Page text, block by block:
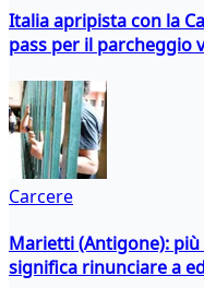
Italia apripista con la
pass per il parcheggio
Carcere
Marietti (Antigone):
significa rinunciare a